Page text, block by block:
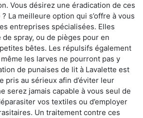
Vous désirez une éradication de ces
La meilleure option qui s’offre à vous
entreprises spécialisées. Elles
spray, ou de pièges pour en
bêtes. Les répulsifs également
les larves ne pourront pas y
de punaises de lit à Lavalette est
pris au sérieux afin d’éviter leur
serez jamais capable à vous seul de
vos textiles ou d’employer
Un traitement contre ces